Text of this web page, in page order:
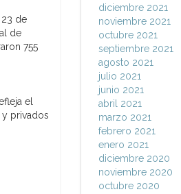
de
de
755
el
privados
diciembre 2021
noviembre 2021
octubre 2021
septiembre 2021
agosto 2021
julio 2021
junio 2021
abril 2021
marzo 2021
febrero 2021
enero 2021
diciembre 2020
noviembre 2020
octubre 2020